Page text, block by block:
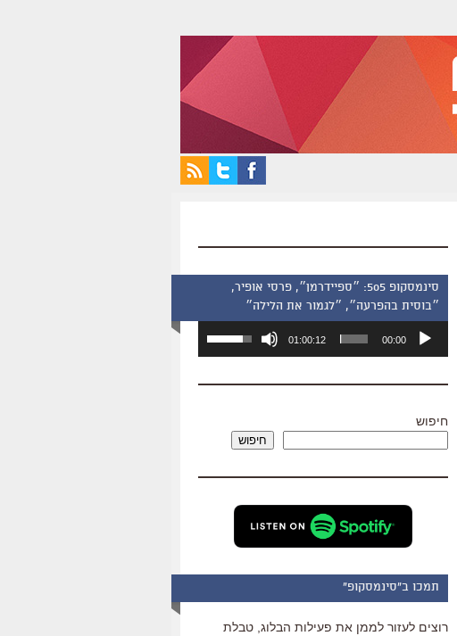
סינמסקופ 505: ״ספיידרמן״, פרסי אופיר,
״בוסית בהפרעה״, ״לגמור את הלילה״
אודיו
00:00
01:00:12
השתמש
כדי
שמע.
חיפוש
חיפוש
תמכו ב"סינמסקופ"
רוצים לעזור לממן את פעילות הבלוג, טבלת